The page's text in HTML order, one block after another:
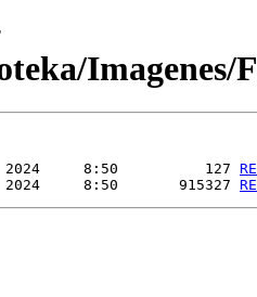
Imagenes/
2024     8:50          127
2024     8:50       915327